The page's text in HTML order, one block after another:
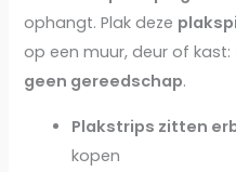
ophangt. Plak deze
op een muur, deur of kast:
geen gereedschap.
Plakstrips zitten
kopen